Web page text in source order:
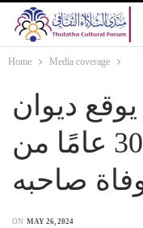
Home Media coverage
يوقع ديوان
الكاشون بعد 30 عامًا من
صاحبه
ON MAY 26, 2024